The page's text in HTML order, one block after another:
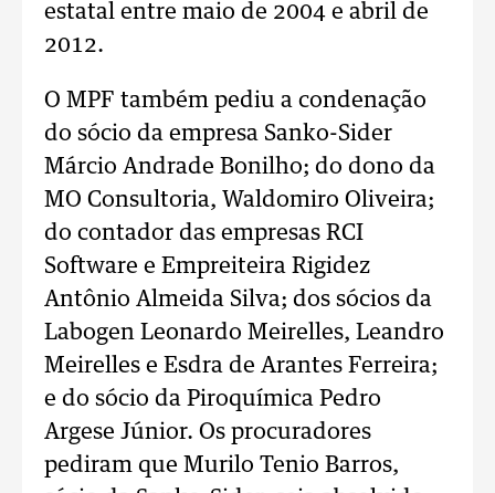
estatal entre maio de 2004 e abril de
2012.
O MPF também pediu a condenação
do sócio da empresa Sanko-Sider
Márcio Andrade Bonilho; do dono da
MO Consultoria, Waldomiro Oliveira;
do contador das empresas RCI
Software e Empreiteira Rigidez
Antônio Almeida Silva; dos sócios da
Labogen Leonardo Meirelles, Leandro
Meirelles e Esdra de Arantes Ferreira;
e do sócio da Piroquímica Pedro
Argese Júnior. Os procuradores
pediram que Murilo Tenio Barros,